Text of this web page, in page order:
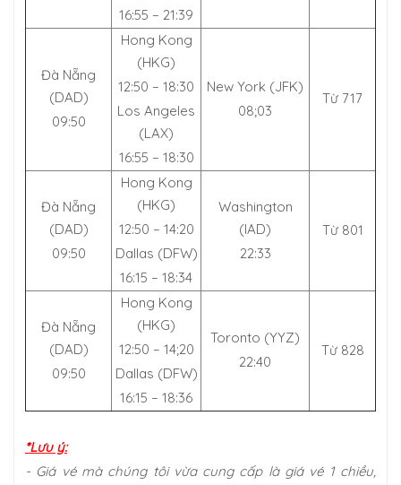
16:55 – 21:39
Đà Nẵng
(DAD)
09:50
Hong Kong
(HKG)
12:50 – 18:30
Los Angeles
(LAX)
16:55 – 18:30
New York (JFK)
08;03
Từ 717
Đà Nẵng
(DAD)
09:50
Hong Kong
(HKG)
12:50 – 14:20
Dallas (DFW)
16:15 – 18:34
Washington
(IAD)
22:33
Từ 801
Đà Nẵng
(DAD)
09:50
Hong Kong
(HKG)
12:50 – 14;20
Dallas (DFW)
16:15 – 18:36
Toronto (YYZ)
22:40
Từ 828
*Lưu ý:
- Giá vé mà chúng tôi vừa cung cấp là giá vé 1 chiều,